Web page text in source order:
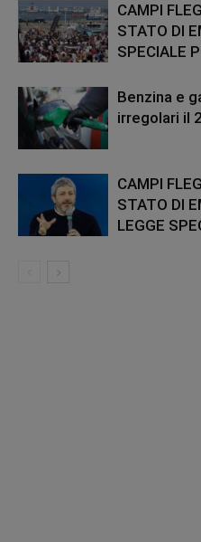
CAMPI
STATO DI
SPECIALE
Benzina e
irregolari il
CAMPI
STATO DI
LEGGE